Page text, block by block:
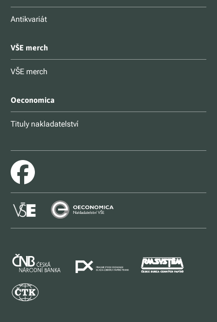
Antikvariát
VŠE merch
VŠE merch
Oeconomica
Tituly nakladatelství